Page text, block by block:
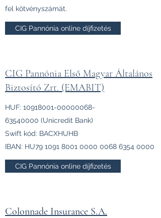
fel kötvényszámát.
CIG Pannónia online díjfizetés
CIG Pannónia Első Magyar Általános
Biztosító Zrt. (EMABIT)
HUF: 10918001-00000068-
63540000 (Unicredit Bank)
Swift kód: BACXHUHB
IBAN: HU79 1091 8001 0000 0068 6354 0000
CIG Pannónia online díjfizetés
Colonnade Insurance S.A.